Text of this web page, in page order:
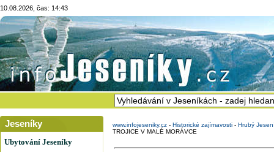
10.08.2026, čas: 14:43
Jeseníky
Ubytování Jeseníky
www.infojeseniky.cz - Historické zajímavosti - Hrubý
TROJICE V MALÉ MORÁVCE